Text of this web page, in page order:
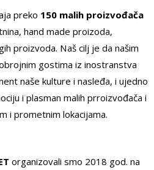
preko 150 malih proizvođača
hand made proizoda,
proizvoda. Naš cilj je da našim
gostima iz inostranstva
naše kulture i nasleđa, i ujedno
i plasman malih prroizvođača i
i prometnim lokacijama.
organizovali smo 2018 god. na